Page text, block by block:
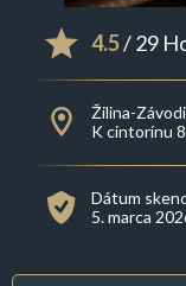
4.5/ 29
Žilina-
K cintorínu
Dátum
5. marca